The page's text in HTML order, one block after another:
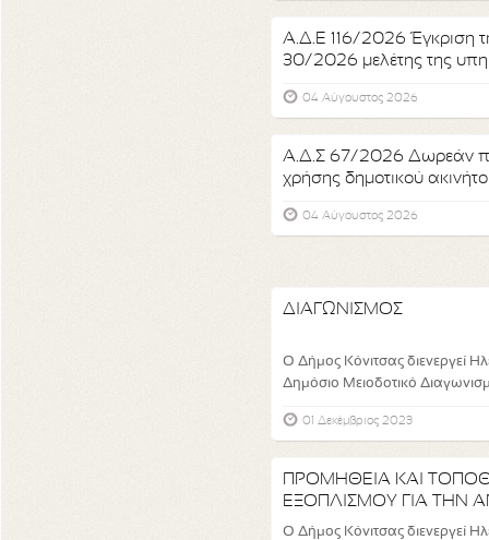
Α.Δ.Ε 116/2026 Έγκριση
30/2026 μελέτης της
04 Αύγουστος 2026
Α.Δ.Σ 67/2026 Δωρεάν
χρήσης δημοτικού
04 Αύγουστος 2026
ΔΙΑΓΩΝΙΣΜΟΣ
Ο Δήμος Κόνιτσας διενεργεί
Δημόσιο Μειοδοτικό
01 Δεκέμβριος 2023
ΠΡΟΜΗΘΕΙΑ ΚΑΙ
ΕΞΟΠΛΙΣΜΟΥ ΓΙΑ ΤΗΝ
ΠΑΙΔΙΚΩΝ ΧΑΡΩΝ ΤΟΥ
Ο Δήμος Κόνιτσας διενεργεί